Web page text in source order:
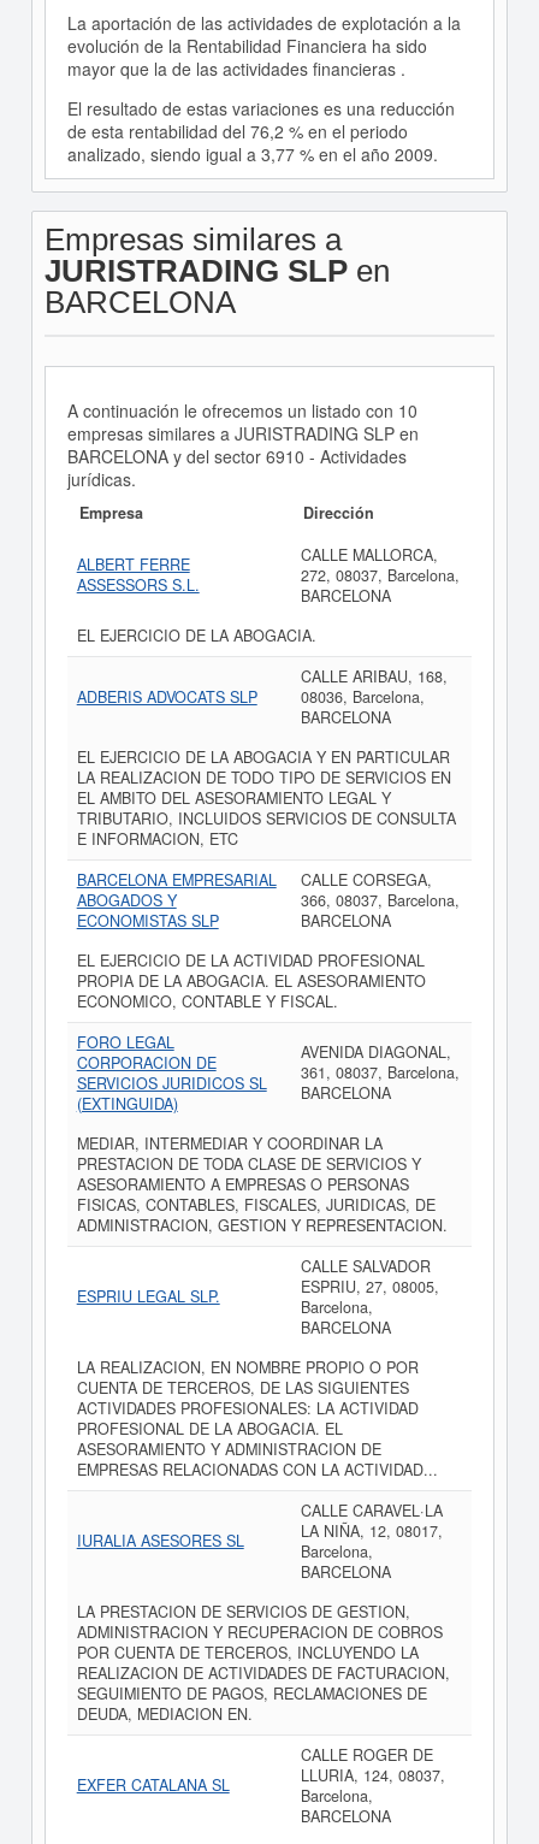
La aportación de las actividades de explotación a la
evolución de la Rentabilidad Financiera ha sido
mayor que la de las actividades financieras .
El resultado de estas variaciones es una reducción
de esta rentabilidad del 76,2 % en el periodo
analizado, siendo igual a 3,77 % en el año 2009.
Empresas similares a
JURISTRADING SLPen
BARCELONA
A continuación le ofrecemos un listado con 10
empresas similares a JURISTRADING SLP en
BARCELONA y del sector 6910 - Actividades
jurídicas.
Empresa Dirección
ALBERT FERRE
ASSESSORS S.L.
CALLE MALLORCA,
272, 08037, Barcelona,
BARCELONA
EL EJERCICIO DE LA ABOGACIA.
ADBERIS ADVOCATS SLP
CALLE ARIBAU, 168,
08036, Barcelona,
BARCELONA
EL EJERCICIO DE LA ABOGACIA Y EN PARTICULAR
LA REALIZACION DE TODO TIPO DE SERVICIOS EN
EL AMBITO DEL ASESORAMIENTO LEGAL Y
TRIBUTARIO, INCLUIDOS SERVICIOS DE CONSULTA
E INFORMACION, ETC
BARCELONA EMPRESARIAL
ABOGADOS Y
ECONOMISTAS SLP
CALLE CORSEGA,
366, 08037, Barcelona,
BARCELONA
EL EJERCICIO DE LA ACTIVIDAD PROFESIONAL
PROPIA DE LA ABOGACIA. EL ASESORAMIENTO
ECONOMICO, CONTABLE Y FISCAL.
FORO LEGAL
CORPORACION DE
SERVICIOS JURIDICOS SL
(EXTINGUIDA)
AVENIDA DIAGONAL,
361, 08037, Barcelona,
BARCELONA
MEDIAR, INTERMEDIAR Y COORDINAR LA
PRESTACION DE TODA CLASE DE SERVICIOS Y
ASESORAMIENTO A EMPRESAS O PERSONAS
FISICAS, CONTABLES, FISCALES, JURIDICAS, DE
ADMINISTRACION, GESTION Y REPRESENTACION.
ESPRIU LEGAL SLP.
CALLE SALVADOR
ESPRIU, 27, 08005,
Barcelona,
BARCELONA
LA REALIZACION, EN NOMBRE PROPIO O POR
CUENTA DE TERCEROS, DE LAS SIGUIENTES
ACTIVIDADES PROFESIONALES: LA ACTIVIDAD
PROFESIONAL DE LA ABOGACIA. EL
ASESORAMIENTO Y ADMINISTRACION DE
EMPRESAS RELACIONADAS CON LA ACTIVIDAD...
IURALIA ASESORES SL
CALLE CARAVEL·LA
LA NIÑA, 12, 08017,
Barcelona,
BARCELONA
LA PRESTACION DE SERVICIOS DE GESTION,
ADMINISTRACION Y RECUPERACION DE COBROS
POR CUENTA DE TERCEROS, INCLUYENDO LA
REALIZACION DE ACTIVIDADES DE FACTURACION,
SEGUIMIENTO DE PAGOS, RECLAMACIONES DE
DEUDA, MEDIACION EN.
EXFER CATALANA SL
CALLE ROGER DE
LLURIA, 124, 08037,
Barcelona,
BARCELONA